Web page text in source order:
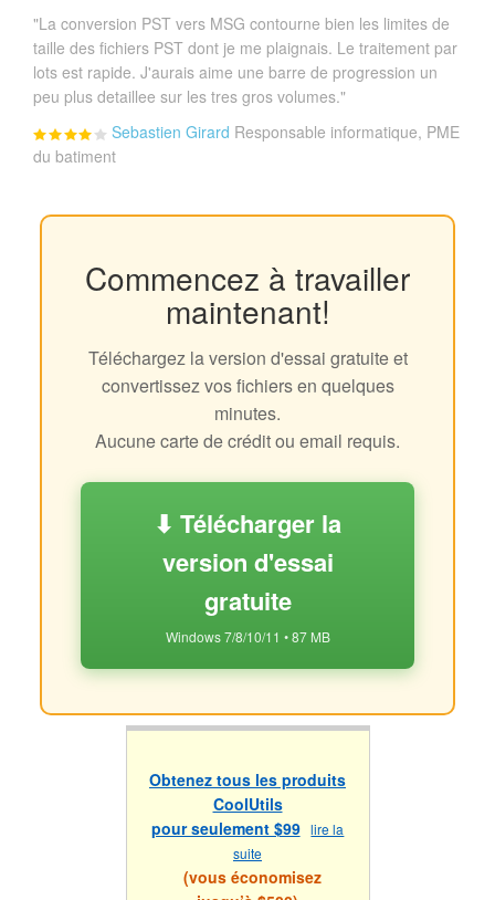
"La conversion PST vers MSG contourne bien les limites de
taille des fichiers PST dont je me plaignais. Le traitement par
lots est rapide. J'aurais aime une barre de progression un
peu plus detaillee sur les tres gros volumes."
Sebastien Girard Responsable informatique, PME
du batiment
Commencez à travailler
maintenant!
Téléchargez la version d'essai gratuite et
convertissez vos fichiers en quelques
minutes.
Aucune carte de crédit ou email requis.
⬇ Télécharger la
version d'essai
gratuite
Windows 7/8/10/11 • 87 MB
Obtenez tous les produits
CoolUtils
pour seulement $99 lire la
suite
(vous économisez